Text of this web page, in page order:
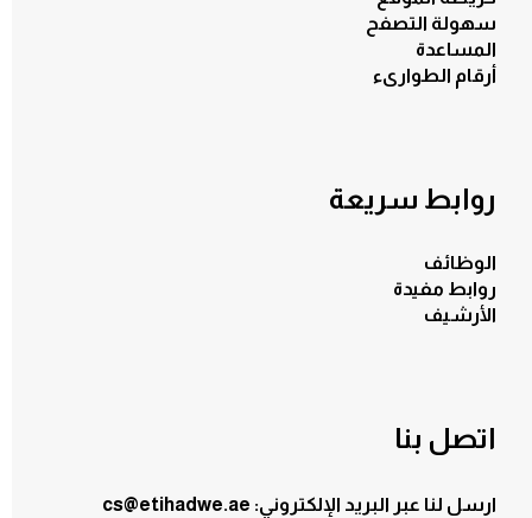
سهولة التصفح
المساعدة
أرقام الطوارىء
روابط سريعة
الوظائف
روابط مفيدة
الأرشيف
اتصل بنا
ارسل لنا عبر البريد الإلكتروني: cs@etihadwe.ae